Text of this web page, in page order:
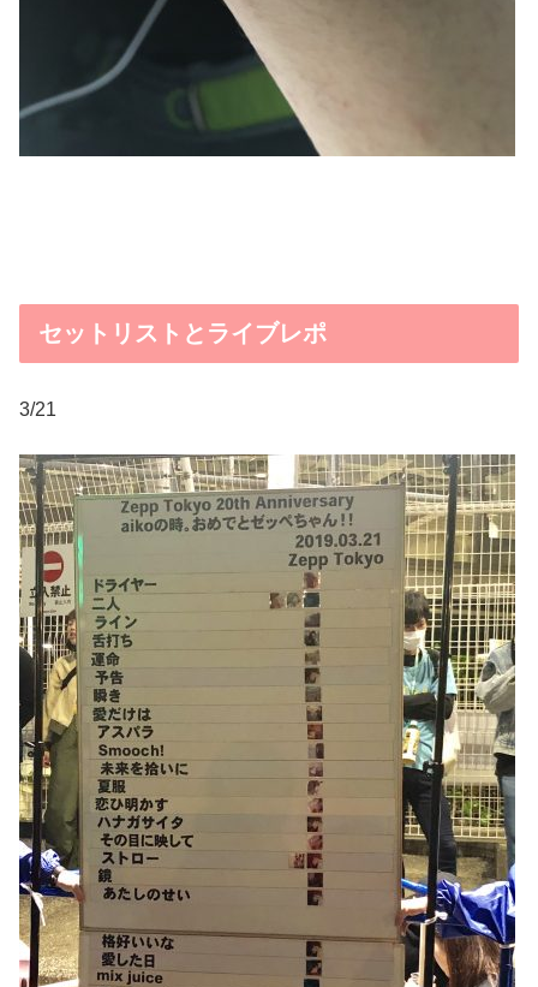
セットリストとライブレポ
3/21